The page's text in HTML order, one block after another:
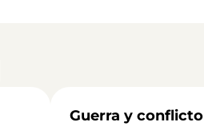
Guerra y conflicto